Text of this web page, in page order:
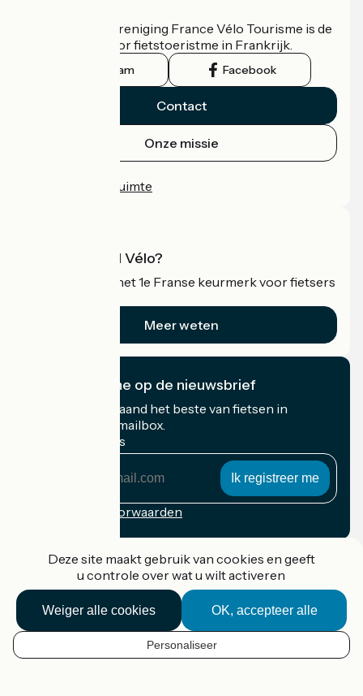
NL
De nationale vereniging France Vélo Tourisme is de
officiële gids voor fietstoeristme in Frankrijk.
Instagram Facebook
Contact
Onze missie
Professionele ruimte
Wat is Accueil Vélo?
Accueil Vélo is het 1e Franse keurmerk voor fietsers
Meer weten
Ik abonneer me op de nieuwsbrief
Ontvang elke maand het beste van fietsen in
Frankrijk in uw mailbox.
Mijn e-mailadres
Inschrijvingsvoorwaarden
Accueil Vélo Pro
Contact
Wettelijke informatie
Deze site maakt gebruik van cookies en geeft
u controle over wat u wilt activeren
OK, accepteer alle
Weiger alle cookies
Personaliseer